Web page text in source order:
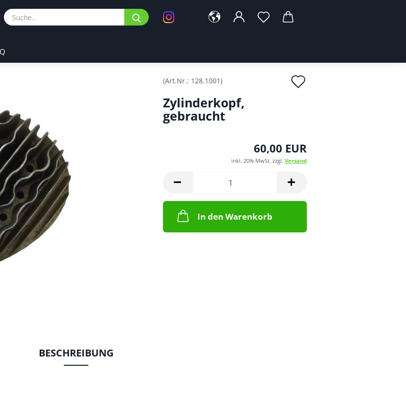
Suche...
(Art.Nr.: 128.1001)
Zylinderkopf,
gebraucht
60,00 EUR
inkl. 20% MwSt. zzgl. Versand
In den Warenkorb
BESCHREIBUNG